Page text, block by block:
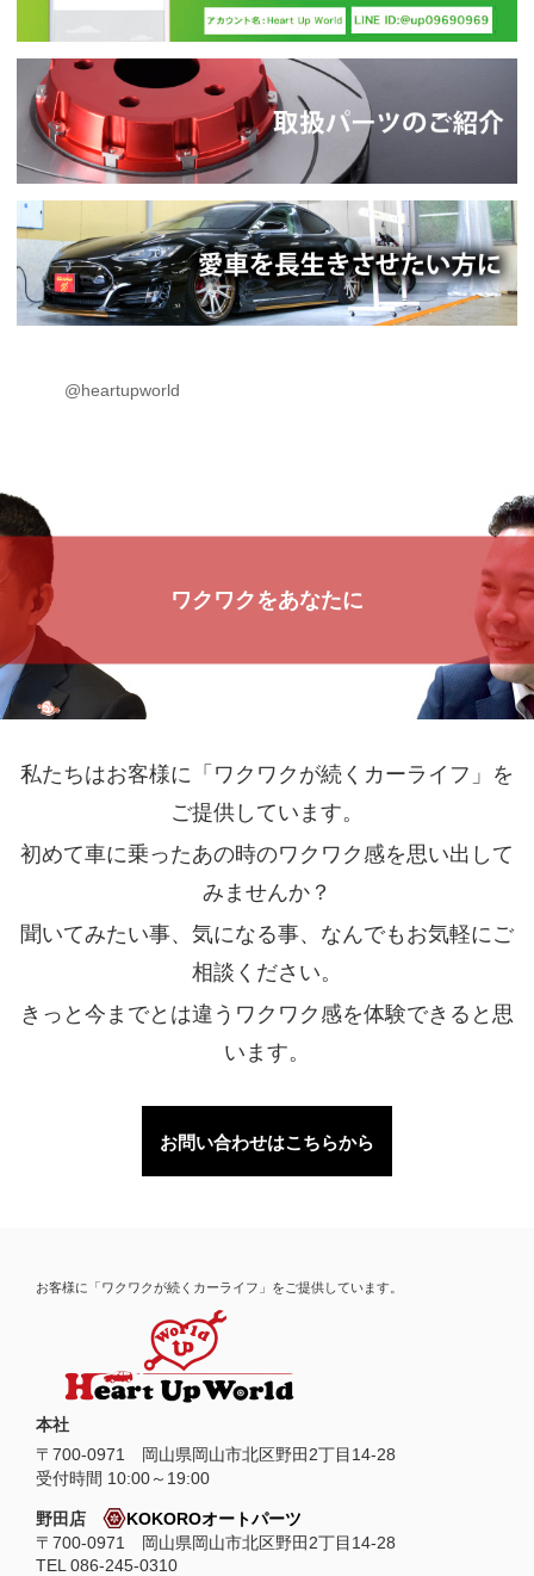
@heartupworld
ワクワクをあなたに
私たちはお客様に「ワクワクが続くカーライフ」を
ご提供しています。
初めて車に乗ったあの時のワクワク感を思い出して
みませんか？
聞いてみたい事、気になる事、なんでもお気軽にご
相談ください。
きっと今までとは違うワクワク感を体験できると思
います。
お問い合わせはこちらから
お客様に「ワクワクが続くカーライフ」をご提供しています。
本社
〒 700-0971 岡山県岡山市北区野田2丁目14-28
受付時間 10:00～19:00
野田店
KOKOROオートパーツ
〒700-0971 岡山県岡山市北区野田2丁目14-28
TEL 086-245-0310